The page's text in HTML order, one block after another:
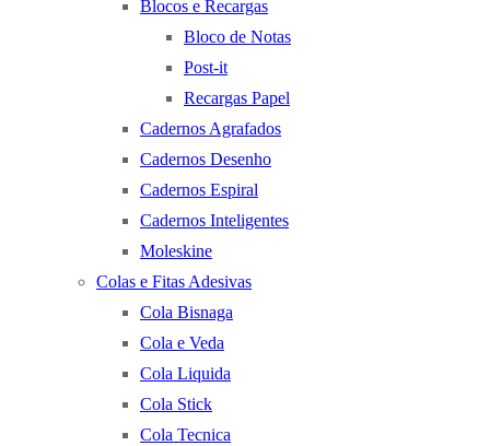
Blocos e Recargas
Bloco de Notas
Post-it
Recargas Papel
Cadernos Agrafados
Cadernos Desenho
Cadernos Espiral
Cadernos Inteligentes
Moleskine
Colas e Fitas Adesivas
Cola Bisnaga
Cola e Veda
Cola Liquida
Cola Stick
Cola Tecnica